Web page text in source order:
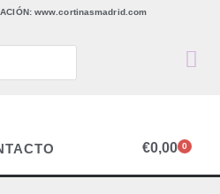
www.cortinasmadrid.com
€0,00 0